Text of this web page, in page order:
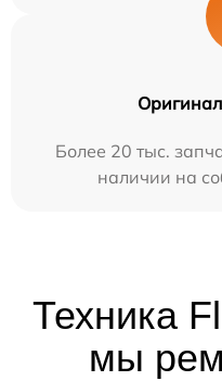
Более 20 тыс.
наличии на
Техника
мы